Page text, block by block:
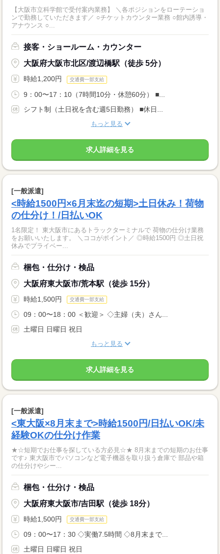
【大阪市立科学館で受付案内業務】 ＼各ポジションをローテーショ
ンで勤務していただきます／ ○チケットカウンター業務 ○館内誘導・
アナウンス ○...
接客・ショールーム・カウンター
大阪府大阪市北区/渡辺橋駅（徒歩 5分）
時給1,200円 交通費一部支給
9：00〜17：10（7時間10分・休憩60分） ■...
シフト制（土日祝を含む週5日勤務） ■休日...
もっと見る
求人詳細を見る
[一般派遣]
<時給1500円×6月末迄の短期>土日休み！荷物
の仕分け！/日払いOK
1名限定！ 東大阪市にあるトラックターミナルで 荷物の仕分け業務
をお願いいたします。 ＼ココがポイント／ ◎時給1500円 ◎土日祝
休みでプライベー...
梱包・仕分け・検品
大阪府東大阪市/荒本駅（徒歩 15分）
時給1,500円 交通費一部支給
09：00〜18：00 ＜歓迎＞ ◇主婦（夫）さん...
土曜日 日曜日 祝日
もっと見る
求人詳細を見る
[一般派遣]
<東大阪×8月末まで>時給1500円/日払いOK/未
経験OKの仕分け作業
★☆短期でお仕事を探している方必見☆★ 8月末までの短期のお仕事
です♪ 東大阪市でパソコンなど電子機器を取り扱う倉庫で 部品や箱
の仕分けやシー...
梱包・仕分け・検品
大阪府東大阪市/吉田駅（徒歩 18分）
時給1,500円 交通費一部支給
09：00〜17：30 ◇実働7.5時間 ◇8月末まで...
土曜日 日曜日 祝日